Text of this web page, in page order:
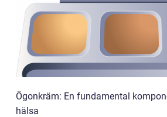
Ögonkräm: En fundamental
hälsa